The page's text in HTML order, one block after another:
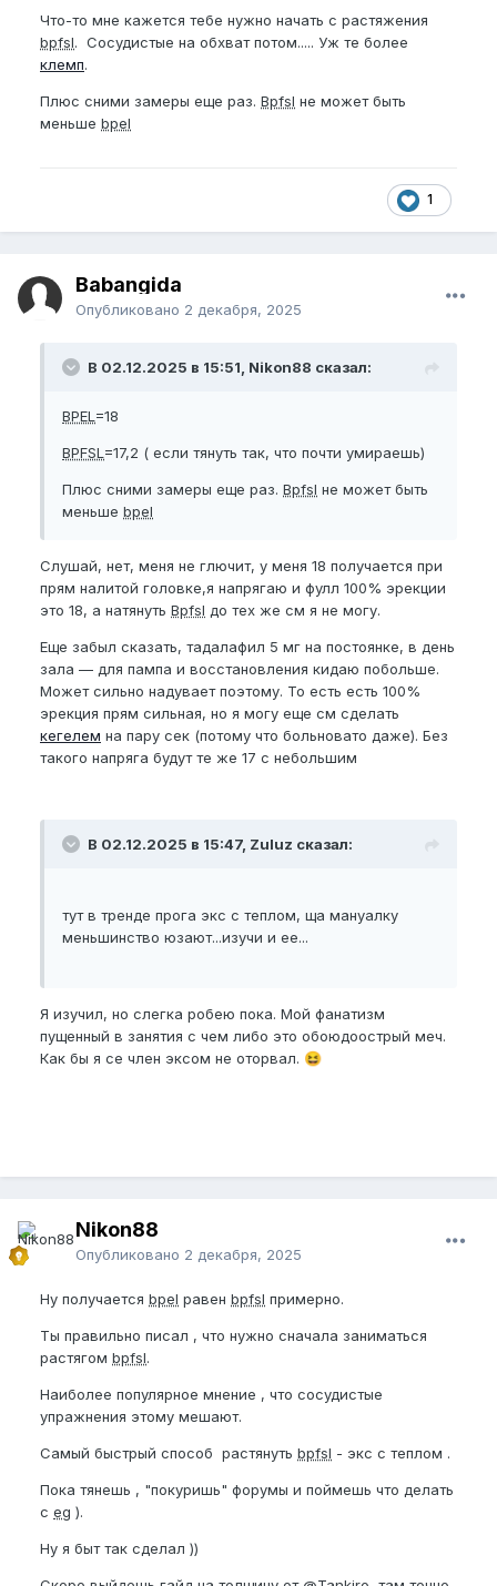
Что-то мне кажется тебе нужно начать с растяжения
bpfsl. Сосудистые на обхват потом..... Уж те более
клемп.
Плюс сними замеры еще раз. Bpfsl не может быть
меньше bpel
1
Babangida
Опубликовано 2 декабря, 2025
В 02.12.2025 в 15:51, Nikon88 сказал:
BPEL =18
BPFSL =17,2 ( если тянуть так, что почти умираешь)
Плюс сними замеры еще раз. Bpfsl не может быть
меньше bpel
Слушай, нет, меня не глючит, у меня 18 получается при
прям налитой головке,я напрягаю и фулл 100% эрекции
это 18, а натянуть Bpfsl до тех же см я не могу.
Еще забыл сказать, тадалафил 5 мг на постоянке, в день
зала — для пампа и восстановления кидаю побольше.
Может сильно надувает поэтому. То есть есть 100%
эрекция прям сильная, но я могу еще см сделать
кегелем на пару сек (потому что больновато даже). Без
такого напряга будут те же 17 с небольшим
В 02.12.2025 в 15:47, Zuluz сказал:
тут в тренде прога экс с теплом, ща мануалку
меньшинство юзают...изучи и ее...
Я изучил, но слегка робею пока. Мой фанатизм
пущенный в занятия с чем либо это обоюдоострый меч.
Как бы я се член эксом не оторвал. 😆
Nikon88
Опубликовано 2 декабря, 2025
Ну получается bpel равен bpfsl примерно.
Ты правильно писал , что нужно сначала заниматься
растягом bpfsl.
Наиболее популярное мнение , что сосудистые
упражнения этому мешают.
Самый быстрый способ растянуть bpfsl - экс с теплом .
Пока тянешь , "покуришь" форумы и поймешь что делать
с eg ).
Ну я быт так сделал ))